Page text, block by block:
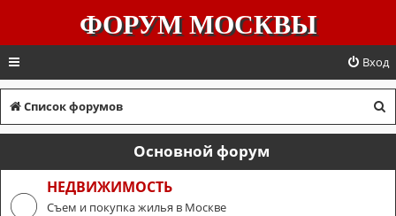
ФОРУМ МОСКВЫ
Вход
Список форумов
о
Основной форум
НЕДВИЖИМОСТЬ
Съем и покупка жилья в Москве